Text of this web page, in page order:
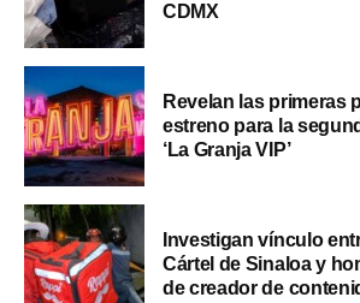
CDMX
Revelan las primeras
estreno para la
‘La Granja VIP’
Investigan vínculo
Cártel de Sinaloa y
de creador de